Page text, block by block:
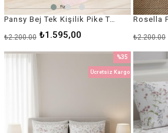
Pansy Bej Tek Kişilik Pike Takımı – %100 Pamuk, Lastikli Çarşaflı
₺1.595,00
₺2.200,00 ₺2.200,00
%35
İndirim
Ücretsiz Kargo